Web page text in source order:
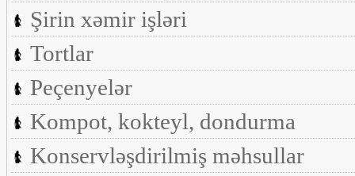
Şirin xəmir işləri
Tortlar
Peçenyelər
Kompot, kokteyl, dondurma
Konservləşdirilmiş məhsullar